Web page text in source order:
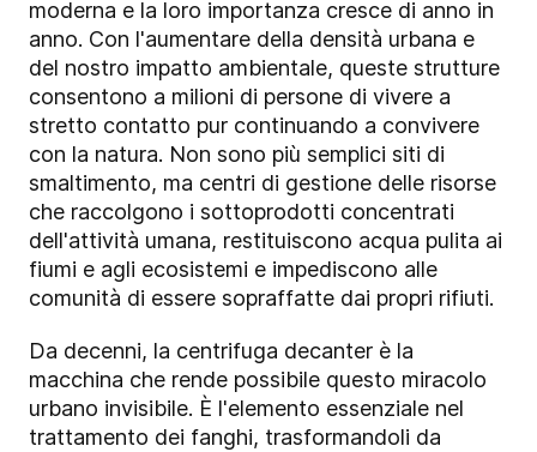
moderna e la loro importanza cresce di anno in
anno. Con l'aumentare della densità urbana e
del nostro impatto ambientale, queste strutture
consentono a milioni di persone di vivere a
stretto contatto pur continuando a convivere
con la natura. Non sono più semplici siti di
smaltimento, ma centri di gestione delle risorse
che raccolgono i sottoprodotti concentrati
dell'attività umana, restituiscono acqua pulita ai
fiumi e agli ecosistemi e impediscono alle
comunità di essere sopraffatte dai propri rifiuti.
Da decenni, la centrifuga decanter è la
macchina che rende possibile questo miracolo
urbano invisibile. È l'elemento essenziale nel
trattamento dei fanghi, trasformandoli da